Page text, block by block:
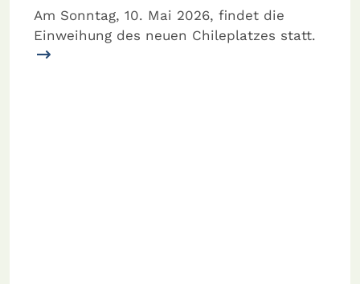
Am Sonntag, 10. Mai 2026, findet die
Einweihung des neuen Chileplatzes statt.